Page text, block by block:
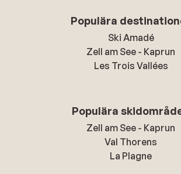
Populära
Ski Amadé
Zell am See - Kaprun
Les Trois Vallées
Populära
Zell am See - Kaprun
Val Thorens
La Plagne